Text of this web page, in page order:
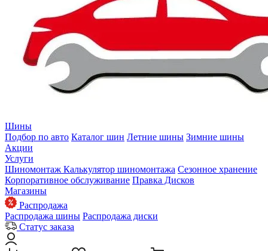
Шины
Подбор по авто Каталог шин Летние шины Зимние шины
Акции
Услуги
Шиномонтаж Калькулятор шиномонтажа Сезонное хранение
Корпоративное обслуживание Правка Дисков
Магазины
Распродажа
Распродажа шины Распродажа диски
Статус заказа